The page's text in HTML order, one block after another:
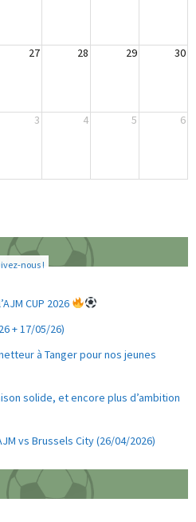
27 28 29 30
3 4 5 6
nous !
CUP 2026
+ 17/05/26)
à Tanger pour nos jeunes
solide, et encore plus d’ambition
vs Brussels City (26/04/2026)